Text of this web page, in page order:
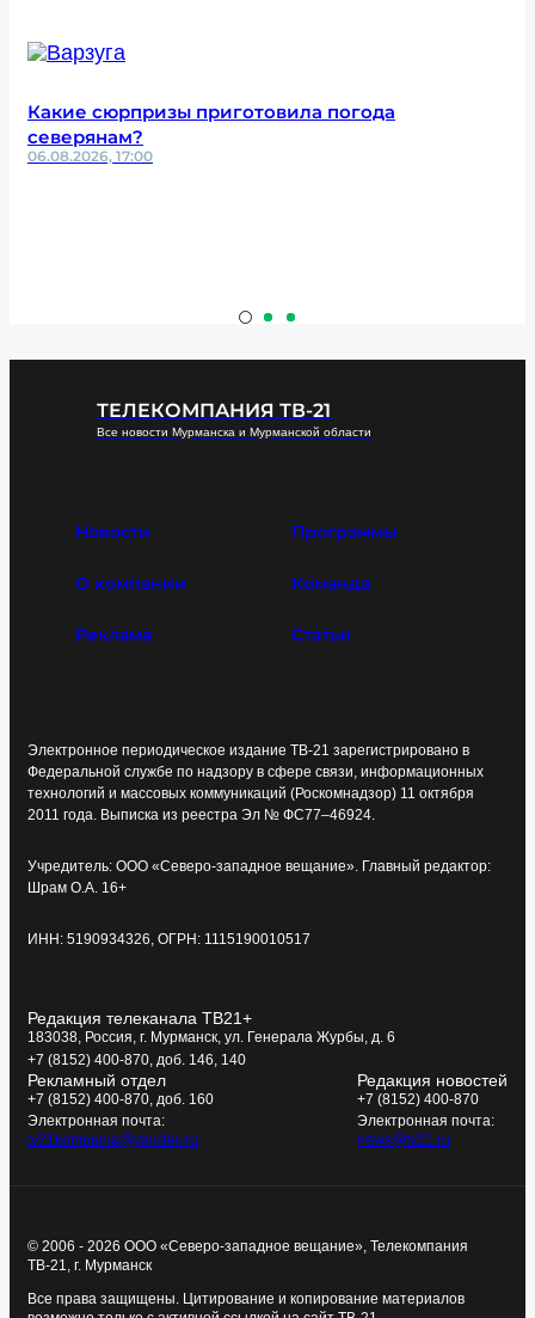
Какие сюрпризы приготовила погода
северянам?
06.08.2026, 17:00
ТЕЛЕКОМПАНИЯ ТВ-21
Все новости Мурманска и Мурманской области
Новости Программы
О компании Команда
Реклама Статьи
Электронное периодическое издание ТВ-21 зарегистрировано в
Федеральной службе по надзору в сфере связи, информационных
технологий и массовых коммуникаций (Роскомнадзор) 11 октября
2011 года. Выписка из реестра Эл № ФС77–46924.
Учредитель: ООО «Северо-западное вещание». Главный редактор:
Шрам О.А. 16+
ИНН: 5190934326, ОГРН: 1115190010517
Редакция телеканала ТВ21+
183038, Россия, г. Мурманск, ул. Генерала Журбы, д. 6
+7 (8152) 400-870, доб. 146, 140
Рекламный отдел
+7 (8152) 400-870, доб. 160
Электронная почта:
tv21kompania@yandex.ru
Редакция новостей
+7 (8152) 400-870
Электронная почта:
news@tv21.ru
© 2006 - 2026 ООО «Северо-западное вещание», Телекомпания
ТВ-21, г. Мурманск
Все права защищены. Цитирование и копирование материалов